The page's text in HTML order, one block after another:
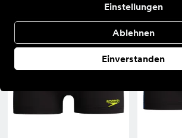
Einstellungen
Ablehnen
Einverstanden